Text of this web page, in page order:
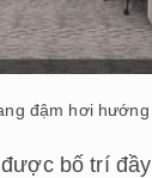
đậm hơi
bố trí